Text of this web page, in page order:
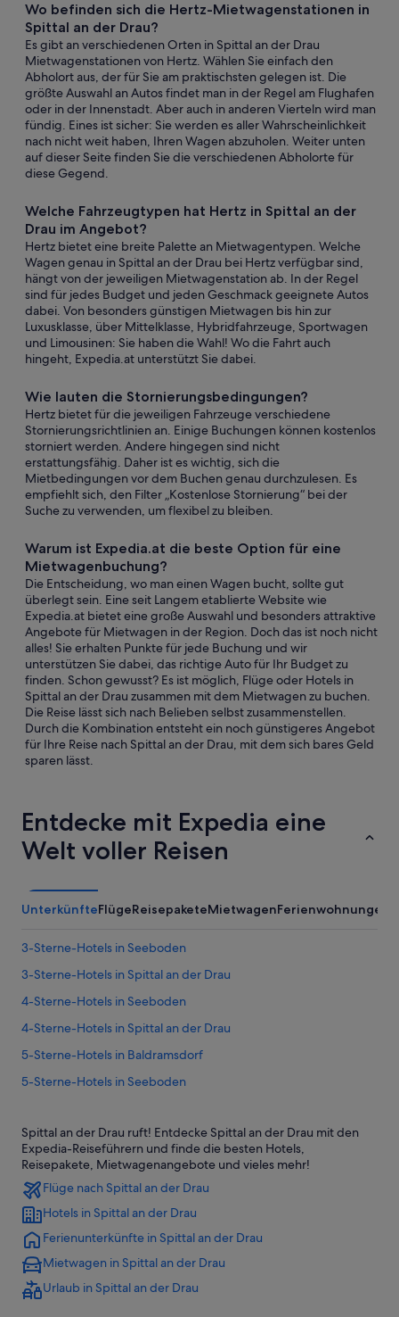
Wo befinden sich die Hertz-Mietwagenstationen in
Spittal an der Drau?
Es gibt an verschiedenen Orten in Spittal an der Drau
Mietwagenstationen von Hertz. Wählen Sie einfach den
Abholort aus, der für Sie am praktischsten gelegen ist. Die
größte Auswahl an Autos findet man in der Regel am Flughafen
oder in der Innenstadt. Aber auch in anderen Vierteln wird man
fündig. Eines ist sicher: Sie werden es aller Wahrscheinlichkeit
nach nicht weit haben, Ihren Wagen abzuholen. Weiter unten
auf dieser Seite finden Sie die verschiedenen Abholorte für
diese Gegend.
Welche Fahrzeugtypen hat Hertz in Spittal an der
Drau im Angebot?
Hertz bietet eine breite Palette an Mietwagentypen. Welche
Wagen genau in Spittal an der Drau bei Hertz verfügbar sind,
hängt von der jeweiligen Mietwagenstation ab. In der Regel
sind für jedes Budget und jeden Geschmack geeignete Autos
dabei. Von besonders günstigen Mietwagen bis hin zur
Luxusklasse, über Mittelklasse, Hybridfahrzeuge, Sportwagen
und Limousinen: Sie haben die Wahl! Wo die Fahrt auch
hingeht, Expedia.at unterstützt Sie dabei.
Wie lauten die Stornierungsbedingungen?
Hertz bietet für die jeweiligen Fahrzeuge verschiedene
Stornierungsrichtlinien an. Einige Buchungen können kostenlos
storniert werden. Andere hingegen sind nicht
erstattungsfähig. Daher ist es wichtig, sich die
Mietbedingungen vor dem Buchen genau durchzulesen. Es
empfiehlt sich, den Filter „Kostenlose Stornierung“ bei der
Suche zu verwenden, um flexibel zu bleiben.
Warum ist Expedia.at die beste Option für eine
Mietwagenbuchung?
Die Entscheidung, wo man einen Wagen bucht, sollte gut
überlegt sein. Eine seit Langem etablierte Website wie
Expedia.at bietet eine große Auswahl und besonders attraktive
Angebote für Mietwagen in der Region. Doch das ist noch nicht
alles! Sie erhalten Punkte für jede Buchung und wir
unterstützen Sie dabei, das richtige Auto für Ihr Budget zu
finden. Schon gewusst? Es ist möglich, Flüge oder Hotels in
Spittal an der Drau zusammen mit dem Mietwagen zu buchen.
Die Reise lässt sich nach Belieben selbst zusammenstellen.
Durch die Kombination entsteht ein noch günstigeres Angebot
für Ihre Reise nach Spittal an der Drau, mit dem sich bares Geld
sparen lässt.
Entdecke mit Expedia eine
Welt voller Reisen
UnterkünfteFlügeReisepaketeMietwagenFerienwohnungen
3-Sterne-Hotels in Seeboden
3-Sterne-Hotels in Spittal an der Drau
4-Sterne-Hotels in Seeboden
4-Sterne-Hotels in Spittal an der Drau
5-Sterne-Hotels in Baldramsdorf
5-Sterne-Hotels in Seeboden
Hotels nahe Bahnhof Spittal-Millstättersee
Günstige in Baldramsdorf
Strand in Baldramsdorf
Baldramsdorf Hotels
Hütten in Baldramsdorf
Hotels nahe Burg Sommeregg und Foltermuseum
Aparthotels in Gemeinde Mallnitz
Spittal an der Drau ruft! Entdecke Spittal an der Drau mit den
Expedia-Reiseführern und finde die besten Hotels,
Reisepakete, Mietwagenangebote und vieles mehr!
Flüge nach Spittal an der Drau
Hotels in Spittal an der Drau
Ferienunterkünfte in Spittal an der Drau
Mietwagen in Spittal an der Drau
Urlaub in Spittal an der Drau